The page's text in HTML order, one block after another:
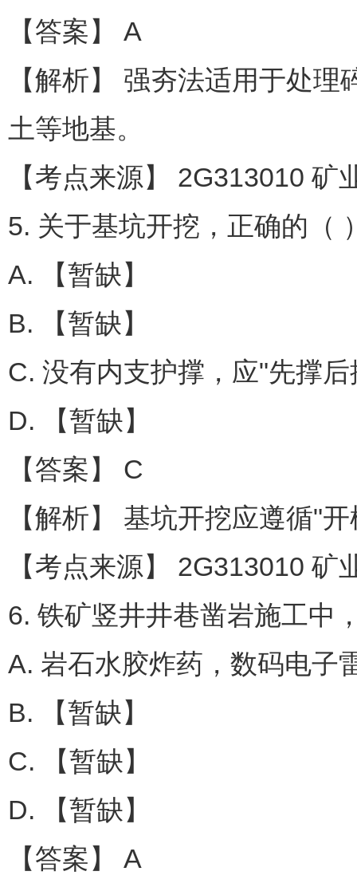
【答案】 A
【解析】 强夯法适用于处
土等地基。
【考点来源】 2G313010
5. 关于基坑开挖，正确的（
A. 【暂缺】
B. 【暂缺】
C. 没有内支护撑，应"先撑
D. 【暂缺】
【答案】 C
【解析】 基坑开挖应遵循"
【考点来源】 2G313010
6. 铁矿竖井井巷凿岩施工中
A. 岩石水胶炸药，数码电子
B. 【暂缺】
C. 【暂缺】
D. 【暂缺】
【答案】 A